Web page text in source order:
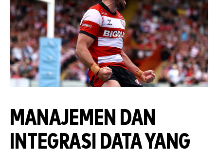
MANAJEMEN DAN
INTEGRASI DATA YANG